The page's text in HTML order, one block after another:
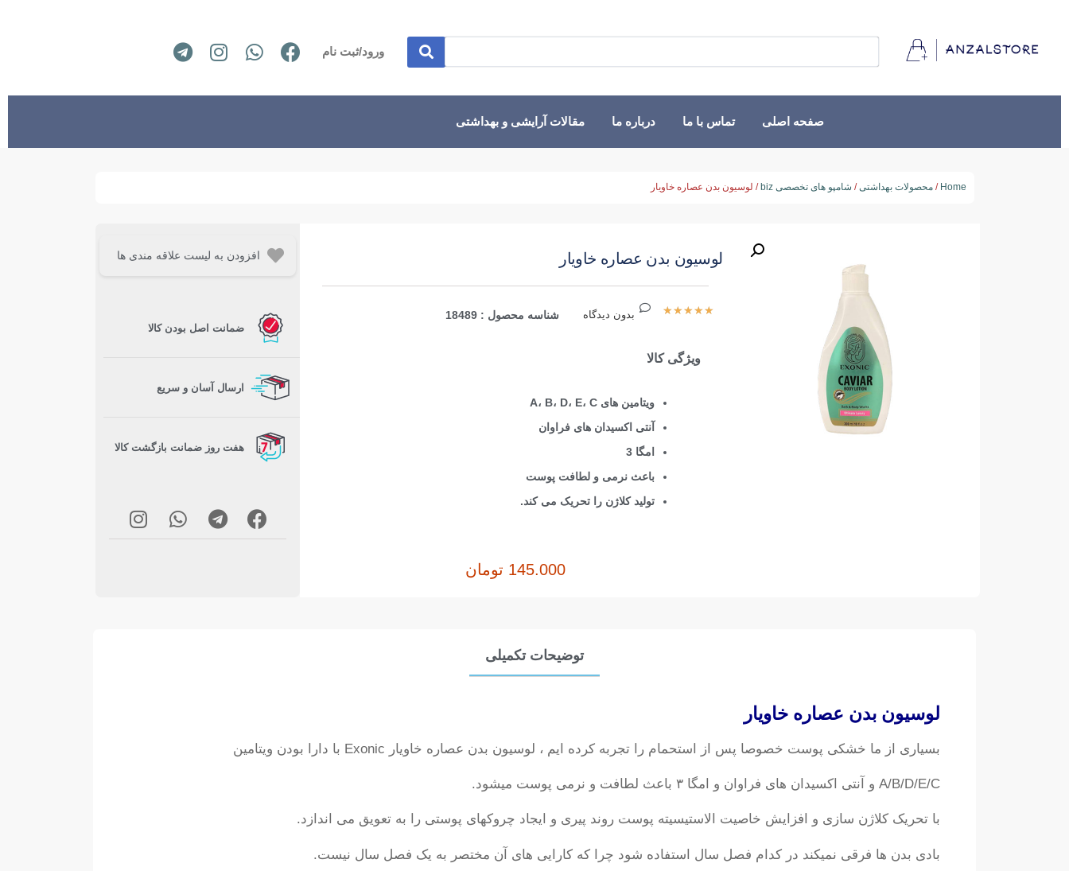
ورود/ثبت نام
صفحه اصلی تماس با ما درباره ما مقالات آرایشی و بهداشتی
Home
/محصولات بهداشتی/ شامپو های تخصصی biz / لوسیون بدن عصاره خاویار
لوسیون بدن عصاره خاویار
★
★
★
★
★ بدون دیدگاه شناسه محصول : 18489
ویژگی کالا
ویتامین های A، B، D، E، C
آنتی اکسیدان های فراوان
امگا 3
باعث نرمی و لطافت پوست
تولید کلاژن را تحریک می کند.
145.000 تومان
افزودن به لیست علاقه مندی ها
ضمانت اصل بودن کالا
ارسال آسان و سریع
هفت روز ضمانت بازگشت کالا
توضیحات تکمیلی
لوسیون بدن عصاره خاویار
بسیاری از ما خشکی پوست خصوصا پس از استحمام را تجربه کرده ایم ، لوسیون بدن عصاره خاویار Exonic با دارا بودن ویتامین
A/B/D/E/C و آنتی اکسیدان های فراوان و امگا ۳ باعث لطافت و نرمی پوست میشود.
با تحریک کلاژن سازی و افزایش خاصیت الاستیسیته پوست روند پیری و ایجاد چروکهای پوستی را به تعویق می اندازد.
بادی بدن ها فرقی نمیکند در کدام فصل سال استفاده شود چرا که کارایی های آن مختصر به یک فصل سال نیست.